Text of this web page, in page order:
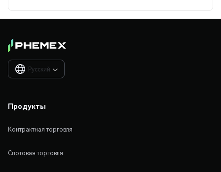
Русский 
Продукты
Контрактная торговля
Спотовая торговля